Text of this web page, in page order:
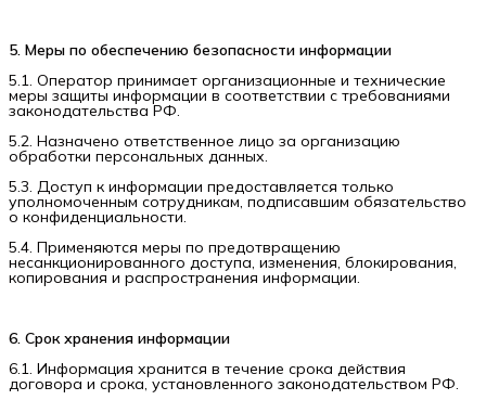
5. Меры по обеспечению безопасности информации
5.1. Оператор принимает организационные и технические
меры защиты информации в соответствии с требованиями
законодательства РФ.
5.2. Назначено ответственное лицо за организацию
обработки персональных данных.
5.3. Доступ к информации предоставляется только
уполномоченным сотрудникам, подписавшим обязательство
о конфиденциальности.
5.4. Применяются меры по предотвращению
несанкционированного доступа, изменения, блокирования,
копирования и распространения информации.
6. Срок хранения информации
6.1. Информация хранится в течение срока действия
договора и срока, установленного законодательством РФ.